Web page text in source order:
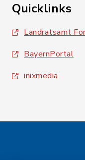
Quicklinks
Landratsamt
BayernPortal
inixmedia